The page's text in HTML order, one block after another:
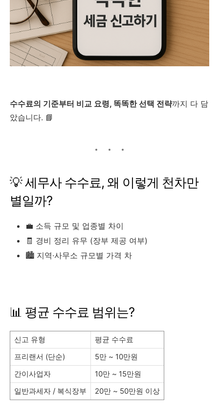
수수료의 기준부터 비교 요령, 똑똑한 선택 전략까지 다 담
았습니다. 📘
💡 세무사 수수료, 왜 이렇게 천차만
별일까?
💼 소득 규모 및 업종별 차이
🧾 경비 정리 유무 (장부 제공 여부)
🏙️ 지역·사무소 규모별 가격 차
📊 평균 수수료 범위는?
신고 유형
평균 수수료
프리랜서 (단순)
5만 ~ 10만원
간이사업자
10만 ~ 15만원
일반과세자 / 복식장부
20만 ~ 50만원 이상